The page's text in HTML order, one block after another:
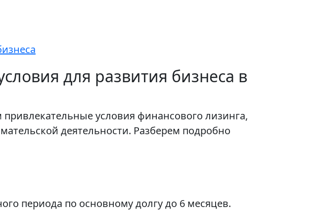
для развития бизнеса в
условия финансового лизинга,
деятельности. Разберем подробно
периода по основному долгу до 6 месяцев.